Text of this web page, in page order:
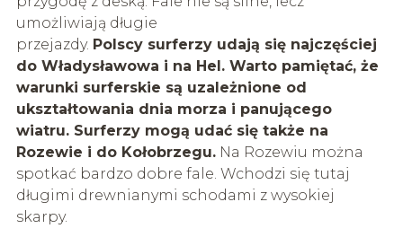
umożliwiają długie
przejazdy. Polscy surferzyudają się najczęściej
do Władysławowa i na Hel. Warto pamiętać, że
warunki surferskie są uzależnione od
ukształtowania dnia morza i panującego
wiatru. Surferzymogą udać się także na
Rozewie i do Kołobrzegu.Na Rozewiu można
spotkać bardzo dobre fale. Wchodzi się tutaj
długimi drewnianymi schodami z wysokiej
skarpy.